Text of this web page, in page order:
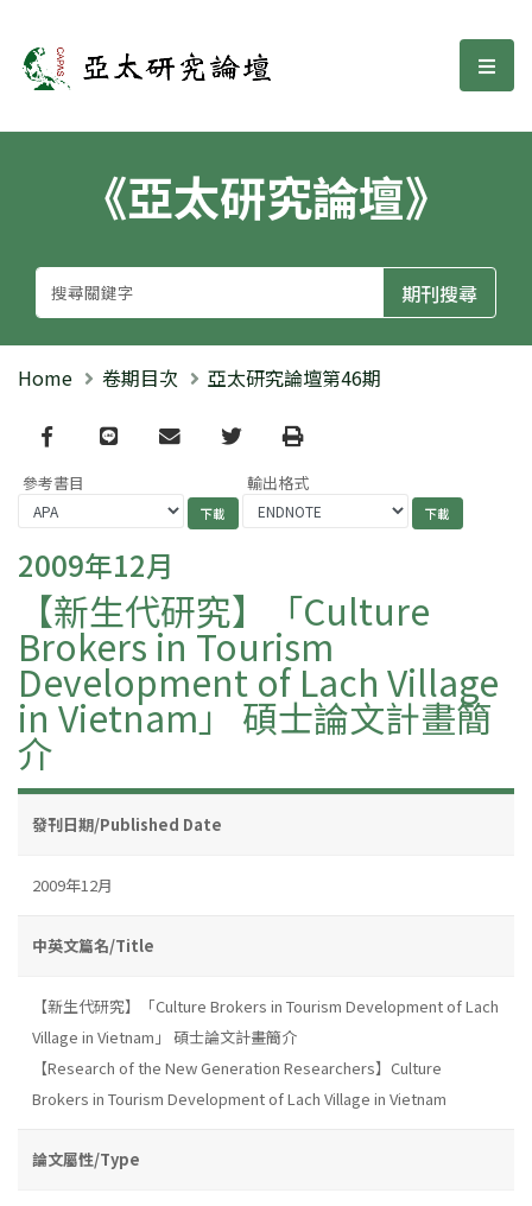
亞太研究論壇 選
《亞太研究論壇》
Home 卷期目次 亞太研究論壇第46期
Facebook
line email TwitterPrint
參考書目 輸出格式
2009年12月
【新生代研究】「Culture
Brokers in Tourism
Development of Lach Village
in Vietnam」 碩士論文計畫簡
介
發刊日期/Published Date
2009年12月
中英文篇名/Title
【新生代研究】「Culture Brokers in Tourism Development of Lach
Village in Vietnam」 碩士論文計畫簡介
【Research of the New Generation Researchers】Culture
Brokers in Tourism Development of Lach Village in Vietnam
論文屬性/Type